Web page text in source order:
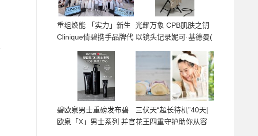
重组焕能 「实力」新生
Clinique倩碧携手品牌代
光耀万象 CPB肌肤之钥
以镜头记录妮可·基德曼(
碧欧泉男士重磅发布碧
欧泉「X」男士系列 并官
三伏天“超长待机”40天|
花王四重守护助你从容